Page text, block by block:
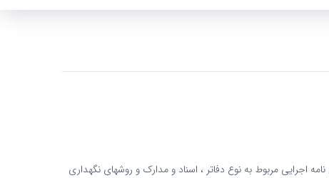
مشاغل گروه بندی مشاغل براساس مفاد ماده 2 آیین نامه اجرایی مربوط به نوع دفاتر ، اسناد و مدارک و روشهای نگهداری